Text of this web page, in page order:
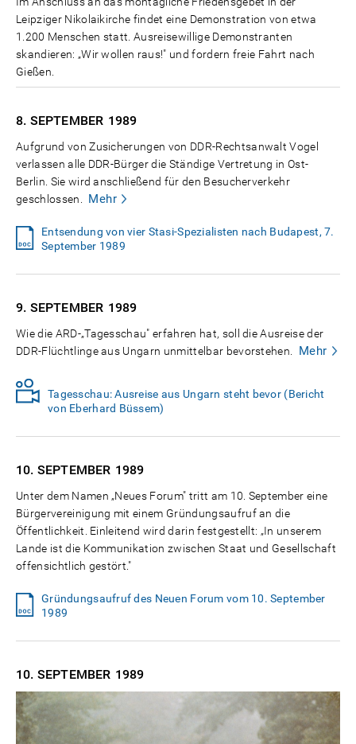
Leipziger Nikolaikirche findet eine Demonstration von etwa
1.200 Menschen statt. Ausreisewillige Demonstranten
skandieren: „Wir wollen raus!" und fordern freie Fahrt nach
Gießen.
8. SEPTEMBER 1989
Aufgrund von Zusicherungen von DDR-Rechtsanwalt Vogel
verlassen alle DDR-Bürger die Ständige Vertretung in Ost-
Berlin. Sie wird anschließend für den Besucherverkehr
geschlossen.
Mehr
Entsendung von vier Stasi-Spezialisten nach Budapest, 7.
September 1989
9. SEPTEMBER 1989
Wie die ARD-„Tagesschau" erfahren hat, soll die Ausreise der
DDR-Flüchtlinge aus Ungarn unmittelbar bevorstehen.
Mehr
Tagesschau: Ausreise aus Ungarn steht bevor (Bericht
von Eberhard Büssem)
10. SEPTEMBER 1989
Unter dem Namen „Neues Forum" tritt am 10. September eine
Bürgervereinigung mit einem Gründungsaufruf an die
Öffentlichkeit. Einleitend wird darin festgestellt: „In unserem
Lande ist die Kommunikation zwischen Staat und Gesellschaft
offensichtlich gestört."
Gründungsaufruf des Neuen Forum vom 10. September
1989
10. SEPTEMBER 1989